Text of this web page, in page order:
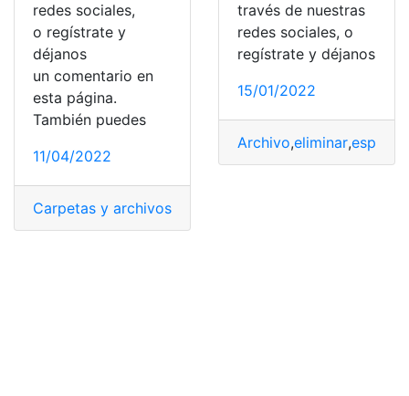
redes sociales,
o regístrate y
déjanos
un comentario en
esta página.
También puedes
11/04/2022
Carpetas y archivos
través de nuestras
redes sociales, o
regístrate y déjanos
15/01/2022
Archivo,eliminar,